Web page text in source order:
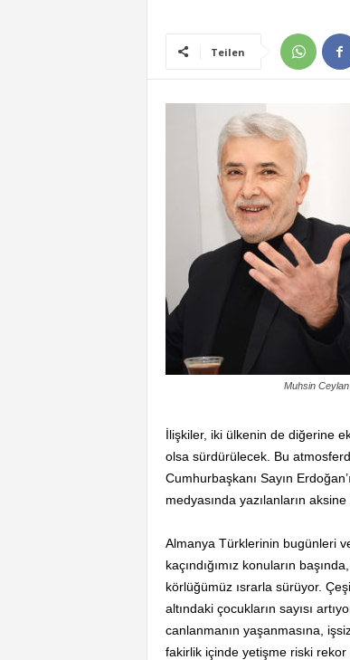
Teilen
Muhsin Ceylan
İlişkiler, iki ülkenin de diğerine
olsa sürdürülecek. Bu
Cumhurbaşkanı Sayın
medyasında yazılanların
Almanya Türklerinin bugünleri
kaçındığımız konuların
körlüğümüz ısrarla sürüyor.
altındaki çocukların sayısı
canlanmanın yaşanmasına,
fakirlik içinde yetişme riski rekor